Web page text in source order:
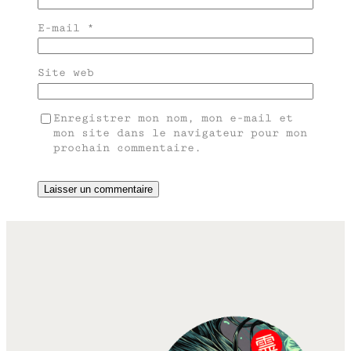
E-mail *
Site web
Enregistrer mon nom, mon e-mail et
mon site dans le navigateur pour mon
prochain commentaire.